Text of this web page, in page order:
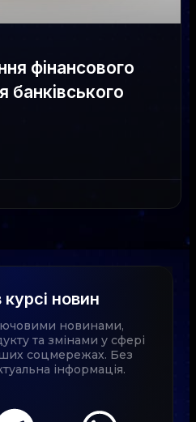
фінансового
банківського
новин
новинами,
та змінами у сфері
соцмережах. Без
інформація.